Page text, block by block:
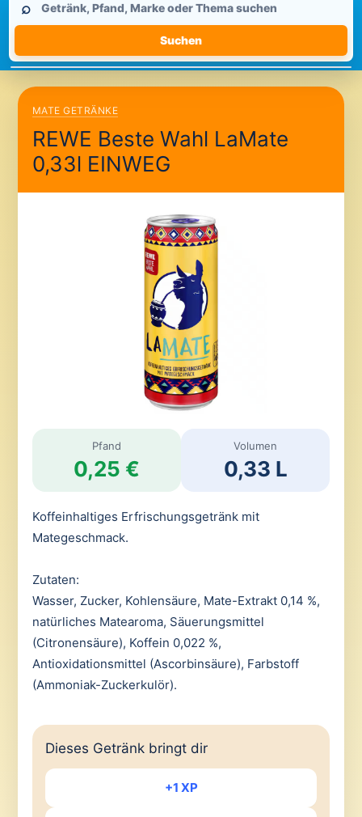
durchsuchen
⌕
Suchen
MATE GETRÄNKE
REWE Beste Wahl LaMate
0,33l EINWEG
Pfand
0,25 €
Volumen
0,33 L
Koffeinhaltiges Erfrischungsgetränk mit
Mategeschmack.
Zutaten:
Wasser, Zucker, Kohlensäure, Mate-Extrakt 0,14 %,
natürliches Matearoma, Säuerungsmittel
(Citronensäure), Koffein 0,022 %,
Antioxidationsmittel (Ascorbinsäure), Farbstoff
(Ammoniak-Zuckerkulör).
Dieses Getränk bringt dir
+1 XP